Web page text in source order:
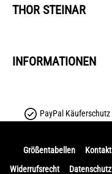
THOR STEINAR
INFORMATIONEN
PayPal Käuferschutz
Größentabellen Kontakt
Widerrufsrecht
Datenschutz